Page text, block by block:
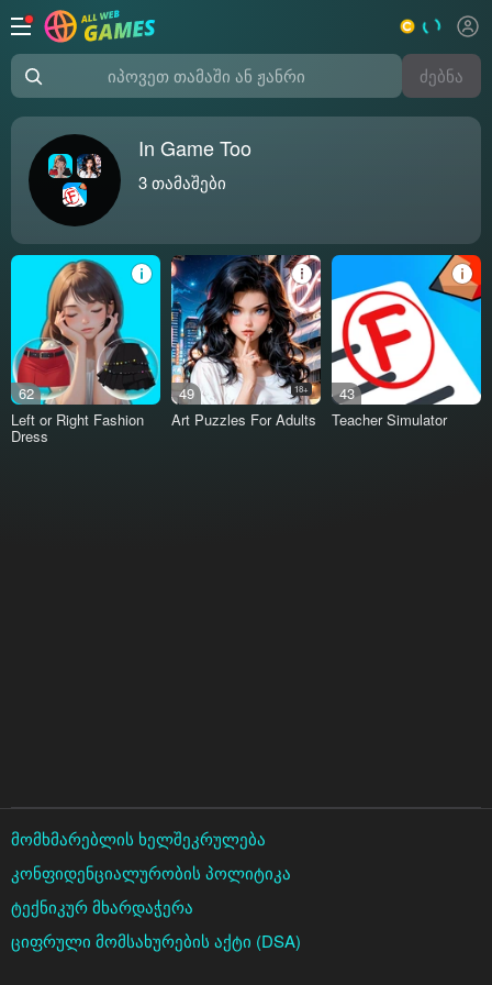
იპოვეთ თამაში ან ჟანრი ძებნა
In Game Too
3თამაშები
62
Left or Right Fashion
Dress
49 18+
Art Puzzles For Adults
43
Teacher Simulator
მომხმარებლის ხელშეკრულება
კონფიდენციალურობის პოლიტიკა
ტექნიკურ მხარდაჭერა
ციფრული მომსახურების აქტი (DSA)